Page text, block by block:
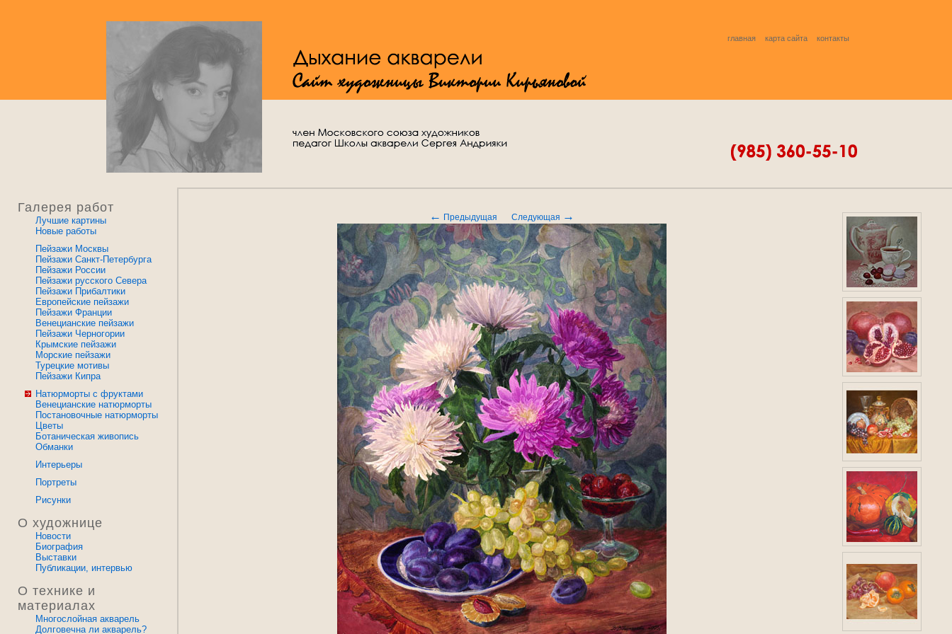
главная карта сайта контакты
Галерея работ
Лучшие картины
Новые работы
Пейзажи Москвы
Пейзажи Санкт-Петербурга
Пейзажи России
Пейзажи русского Севера
Пейзажи Прибалтики
Европейские пейзажи
Пейзажи Франции
Венецианские пейзажи
Пейзажи Черногории
Крымские пейзажи
Морские пейзажи
Турецкие мотивы
Пейзажи Кипра
Натюрморты с фруктами
Венецианские натюрморты
Постановочные натюрморты
Цветы
Ботаническая живопись
Обманки
Интерьеры
Портреты
Рисунки
О художнице
Новости
Биография
Выставки
Публикации, интервью
О технике и
материалах
Многослойная акварель
Долговечна ли акварель?
← Предыдущая Следующая →